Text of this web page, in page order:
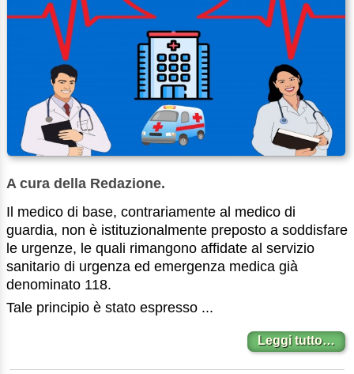
A cura della Redazione.
Il medico di base, contrariamente al medico di
guardia, non è istituzionalmente preposto a soddisfare
le urgenze, le quali rimangono affidate al servizio
sanitario di urgenza ed emergenza medica già
denominato 118.
Tale principio è stato espresso ...
Leggi tutto…